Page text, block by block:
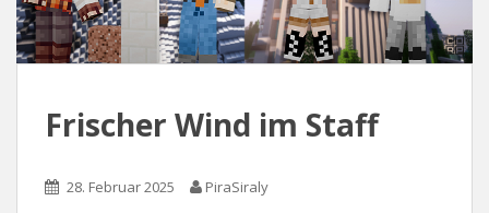
Frischer Wind im Staff
28. Februar 2025 PiraSiraly